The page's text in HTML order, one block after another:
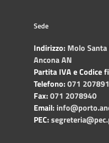
Sede
Indirizzo: Molo
Ancona AN
Partita IVA e Codice
Telefono:071 207891
Fax:071 2078940
Email:
PEC: